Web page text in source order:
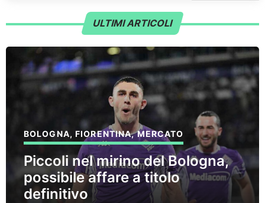
ULTIMI ARTICOLI
BOLOGNA,FIORENTINA,MERCATO
Piccoli nel mirino del Bologna,
possibile affare a titolo
definitivo